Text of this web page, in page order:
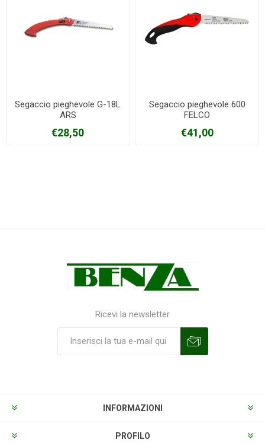
Segaccio pieghevole G-18L
ARS
€28,50
Segaccio pieghevole 600
FELCO
€41,00
Ricevi la newsletter
INFORMAZIONI
PROFILO